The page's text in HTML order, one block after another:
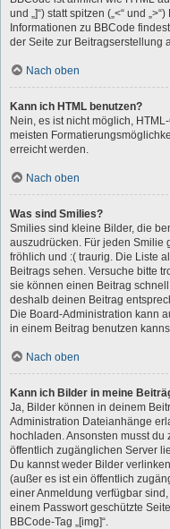
und „]“) statt spitzen („<“ und
Informationen zu BBCode
der Seite zur Beitragserstellung
Nach oben
Kann ich HTML benutzen?
Nein, es ist nicht möglich,
meisten
erreicht werden.
Nach oben
Was sind Smilies?
Smilies sind kleine Bilder, die
auszudrücken. Für jeden Smilie
fröhlich und :( traurig. Die Liste
Beitrags sehen. Versuche bitte
sie können einen Beitrag
deshalb deinen Beitrag
Die Board-Administration kann
in einem Beitrag benutzen
Nach oben
Kann ich Bilder in meine
Ja, Bilder können in deinem
Administration Dateianhänge
hochladen. Ansonsten musst
öffentlich zugänglichen Server
Du kannst weder Bilder
(außer es ist ein öffentlich
einer Anmeldung verfügbar
einem Passwort geschützte
BBCode-Tag „[img]“.